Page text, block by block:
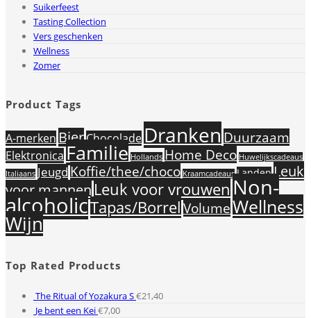
Suikerfeest
Tasting Collection
Vers geschenken
Wellness
Zomer
Product Tags
A-merken BierChocolade Dranken Duurzaam
Elektronica Familie Hollands Home Deco Huwelijkscadeaus
Italiaans Jeugd Koffie/thee/choco Kraamcadeaus Landen Leuk
voor mannen Leuk voor vrouwen Non-
alcoholicTapas/Borrel VolumeWellness
Wijn
Top Rated Products
The Ritual of Yozakura S€21,40
Je bent een Kei€7,00